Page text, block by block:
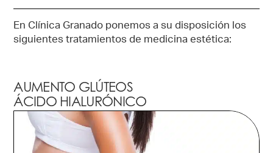
En Clínica Granado ponemos a su disposición los
siguientes tratamientos de medicina estética:
AUMENTO GLÚTEOS
ÁCIDO HIALURÓNICO